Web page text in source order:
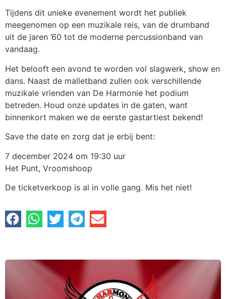
Tijdens dit unieke evenement wordt het publiek
meegenomen op een muzikale reis, van de drumband
uit de jaren ’60 tot de moderne percussionband van
vandaag.
Het belooft een avond te worden vol slagwerk, show en
dans. Naast de malletband zullen ook verschillende
muzikale vrienden van De Harmonie het podium
betreden. Houd onze updates in de gaten, want
binnenkort maken we de eerste gastartiest bekend!
Save the date en zorg dat je erbij bent:
7 december 2024 om 19:30 uur
Het Punt, Vroomshoop
De ticketverkoop is al in volle gang. Mis het niet!